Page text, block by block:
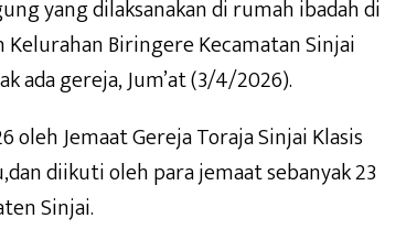
yang dilaksanakan di rumah ibadah di
Kelurahan Biringere Kecamatan Sinjai
ada gereja, Jum’at (3/4/2026).
oleh Jemaat Gereja Toraja Sinjai Klasis
diikuti oleh para jemaat sebanyak 23
Sinjai.